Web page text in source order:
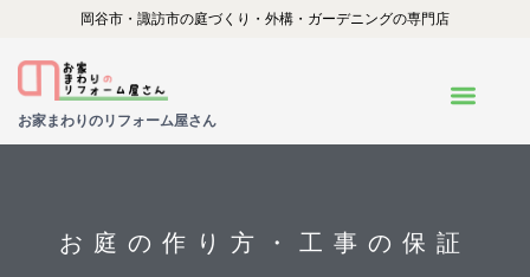
岡谷市・諏訪市の庭づくり・外構・ガーデニングの専門店
お家まわりのリフォーム屋さん
お庭の作り方・工事の保証